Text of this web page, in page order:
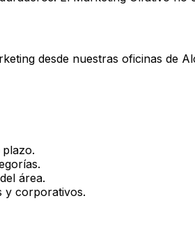
desde nuestras oficinas de
área.
y corporativos.